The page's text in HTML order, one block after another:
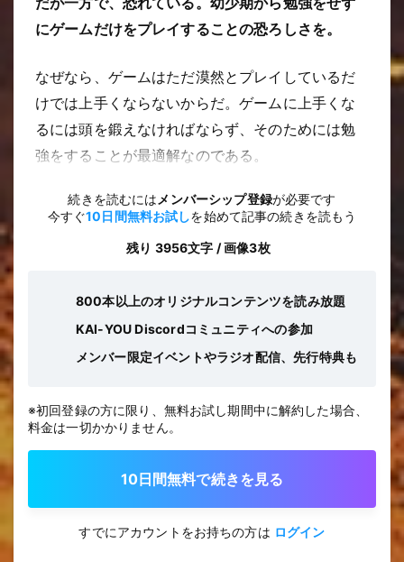
にゲームだけをプレイすることの恐ろしさを。
なぜなら、ゲームはただ漠然とプレイしているだ
けでは上手くならないからだ。ゲームに上手くな
るには頭を鍛えなければならず、そのためには勉
強をすることが最適解なのである。
続きを読むには メンバーシップ登録が必要です
今すぐ10日間無料お試しを始めて記事の続きを読もう
残り 3956文字 / 画像3枚
800本以上のオリジナルコンテンツを読み放題
KAI-YOU Discordコミュニティへの参加
メンバー限定イベントやラジオ配信、先行特典も
※初回登録の方に限り、無料お試し期間中に解約した場合、
料金は一切かかりません。
10日間無料で続きを見る
すでにアカウントをお持ちの方は ログイン